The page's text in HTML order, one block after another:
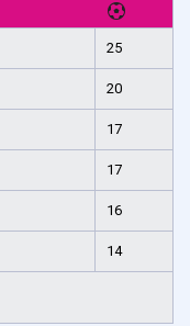
25
20
17
17
16
14